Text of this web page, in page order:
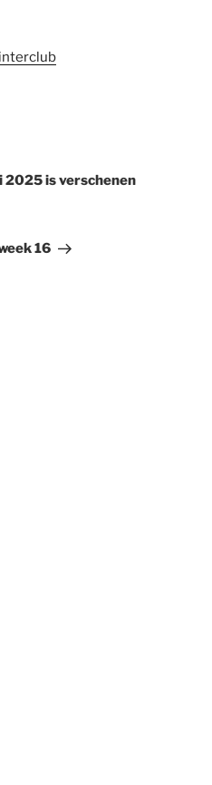
is verschenen
16